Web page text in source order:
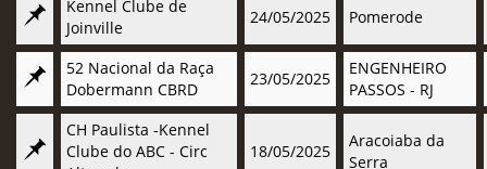
Kennel Clube de
Joinville
24/05/2025 Pomerode
52 Nacional da Raça
Dobermann CBRD
23/05/2025
ENGENHEIRO
PASSOS - RJ
CH Paulista -Kennel
Clube do ABC - Circ
18/05/2025
Aracoiaba da
Serra